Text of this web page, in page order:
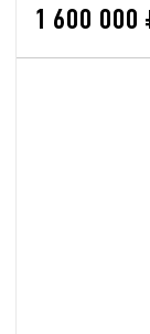
1 600 000